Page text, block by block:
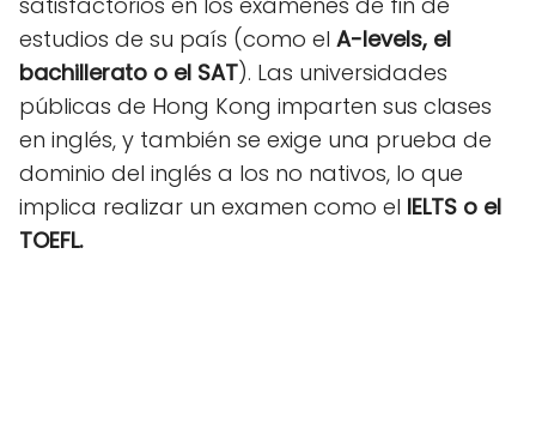
estudios de su país (como el A-levels, el
bachillerato o el SAT). Las universidades
públicas de Hong Kong imparten sus clases
en inglés, y también se exige una prueba de
dominio del inglés a los no nativos, lo que
implica realizar un examen como el IELTS o el
TOEFL.